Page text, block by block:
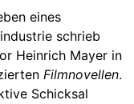
eines
schrieb
Heinrich Mayer in
Filmnovellen.
Schicksal